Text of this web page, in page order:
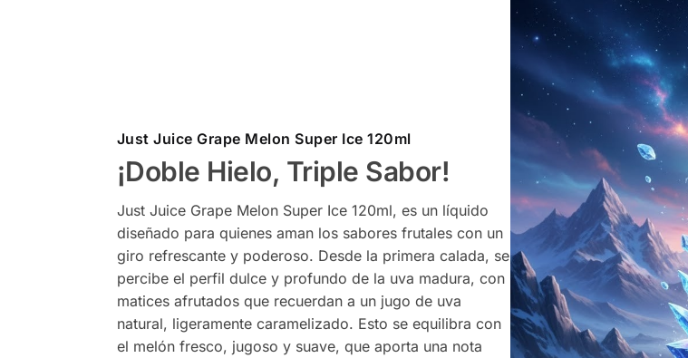
Just Juice Grape Melon Super Ice 120ml
¡Doble Hielo, Triple Sabor!
Just Juice Grape Melon Super Ice 120ml, es un líquido
diseñado para quienes aman los sabores frutales con un
giro refrescante y poderoso. Desde la primera calada, se
percibe el perfil dulce y profundo de la uva madura, con
matices afrutados que recuerdan a un jugo de uva
natural, ligeramente caramelizado. Esto se equilibra con
el melón fresco, jugoso y suave, que aporta una nota